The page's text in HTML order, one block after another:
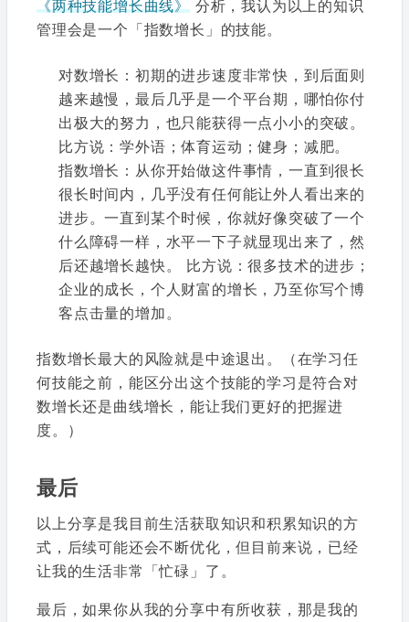
《两种技能增长曲线》 分析，我认为以上的知识
管理会是一个「指数增长」的技能。
对数增长：初期的进步速度非常快，到后面则
越来越慢，最后几乎是一个平台期，哪怕你付
出极大的努力，也只能获得一点小小的突破。
比方说：学外语；体育运动；健身；减肥。
指数增长：从你开始做这件事情，一直到很长
很长时间内，几乎没有任何能让外人看出来的
进步。一直到某个时候，你就好像突破了一个
什么障碍一样，水平一下子就显现出来了，然
后还越增长越快。 比方说：很多技术的进步；
企业的成长，个人财富的增长，乃至你写个博
客点击量的增加。
指数增长最大的风险就是中途退出。（在学习任
何技能之前，能区分出这个技能的学习是符合对
数增长还是曲线增长，能让我们更好的把握进
度。）
最后
以上分享是我目前生活获取知识和积累知识的方
式，后续可能还会不断优化，但目前来说，已经
让我的生活非常「忙碌」了。
最后，如果你从我的分享中有所收获，那是我的